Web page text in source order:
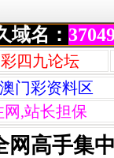
域名：
四九论坛
门彩资料区
网,站长担保
网高手集